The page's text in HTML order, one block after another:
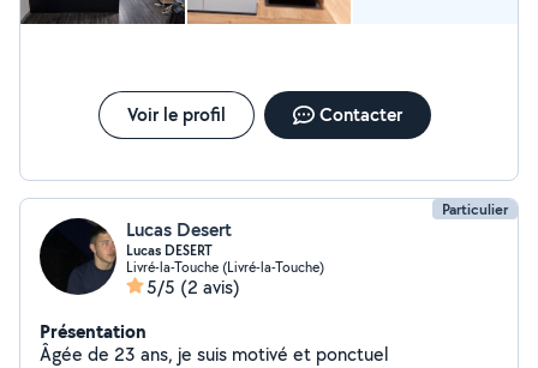
Voir le profil Contacter
Particulier
Lucas Desert
Lucas DESERT
Livré-la-Touche (Livré-la-Touche)
5/5 (2 avis)
Présentation
Âgée de 23 ans, je suis motivé et ponctuel